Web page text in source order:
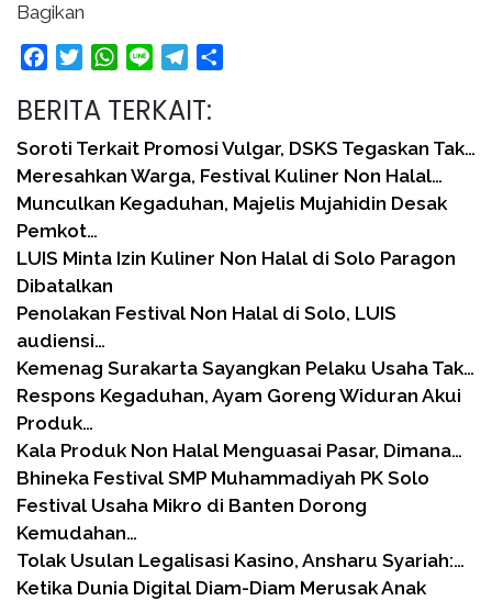
Bagikan
FacebookTwitterWhatsApp
Line Telegram
BERITA TERKAIT:
Soroti Terkait Promosi Vulgar, DSKS Tegaskan Tak…
Meresahkan Warga, Festival Kuliner Non Halal…
Munculkan Kegaduhan, Majelis Mujahidin Desak
Pemkot…
LUIS Minta Izin Kuliner Non Halal di Solo Paragon
Dibatalkan
Penolakan Festival Non Halal di Solo, LUIS
audiensi…
Kemenag Surakarta Sayangkan Pelaku Usaha Tak…
Respons Kegaduhan, Ayam Goreng Widuran Akui
Produk…
Kala Produk Non Halal Menguasai Pasar, Dimana…
Bhineka Festival SMP Muhammadiyah PK Solo
Festival Usaha Mikro di Banten Dorong
Kemudahan…
Tolak Usulan Legalisasi Kasino, Ansharu Syariah:…
Ketika Dunia Digital Diam-Diam Merusak Anak